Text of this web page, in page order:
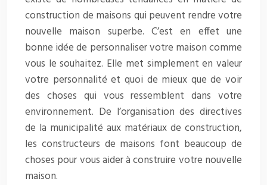
construction de maisons qui peuvent rendre votre
nouvelle maison superbe. C’est en effet une
bonne idée de personnaliser votre maison comme
vous le souhaitez. Elle met simplement en valeur
votre personnalité et quoi de mieux que de voir
des choses qui vous ressemblent dans votre
environnement. De l’organisation des directives
de la municipalité aux matériaux de construction,
les constructeurs de maisons font beaucoup de
choses pour vous aider à construire votre nouvelle
maison.